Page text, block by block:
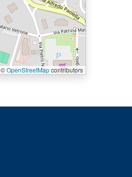
©OpenStreetMapcontributors